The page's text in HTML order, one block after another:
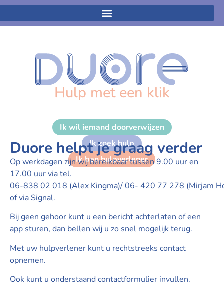
Hulp met een klik
Ik wil iemand doorverwijzen
Ik zoek hulp
Ik ben hulpverlener
Duore helpt je graag verder
Op werkdagen zijn wij bereikbaar tussen 9.00 uur en
17.00 uur via tel.
06-838 02 018 (Alex Kingma)/ 06- 420 77 278 (Mirjam
of via Signal.
Bij geen gehoor kunt u een bericht achterlaten of een
app sturen, dan bellen wij u zo snel mogelijk terug.
Met uw hulpverlener kunt u rechtstreeks contact
opnemen.
Ook kunt u onderstaand contactformulier invullen.